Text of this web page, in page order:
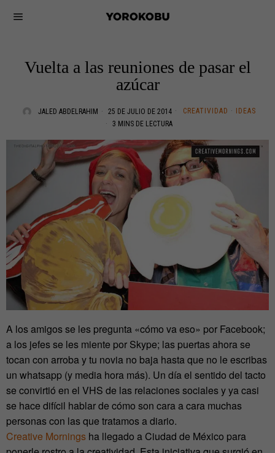
Vuelta a las reuniones de pasar el
azúcar
JALED ABDELRAHIM 25 DE JULIO DE 2014 CREATIVIDAD ·
IDEAS
3 MINS DE LECTURA
A los amigos se les pregunta «cómo va eso» por Facebook;
a los jefes se les miente por Skype; las puertas ahora se
tocan con arroba y tu novia no baja hasta que no le escribas
un whatsapp (y media hora más). Un día el sentido del tacto
se convirtió en el VHS de las relaciones sociales y ya casi
se hace difícil hablar de cómo son cara a cara muchas
personas con las que tratamos a diario.
Creative Mornings ha llegado a Ciudad de México para